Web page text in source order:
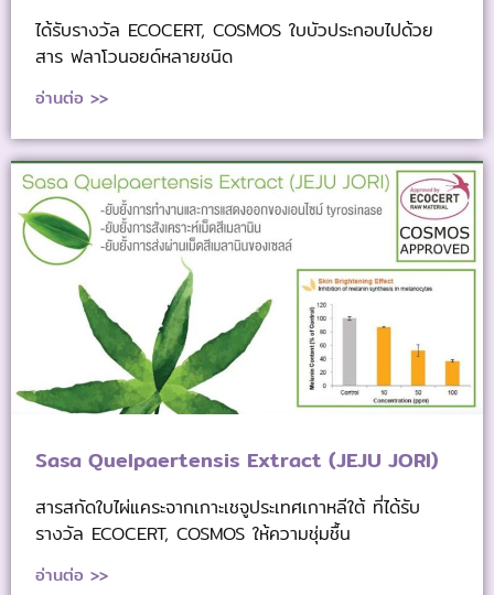
ได้รับรางวัล ECOCERT, COSMOS ใบบัวประกอบไปด้วย
สาร ฟลาโวนอยด์หลายชนิด
อ่านต่อ >>
Sasa Quelpaertensis Extract (JEJU JORI)
สารสกัดใบไผ่แคระจากเกาะเชจูประเทศเกาหลีใต้ ที่ได้รับ
รางวัล ECOCERT, COSMOS ให้ความชุ่มชื้น
อ่านต่อ >>